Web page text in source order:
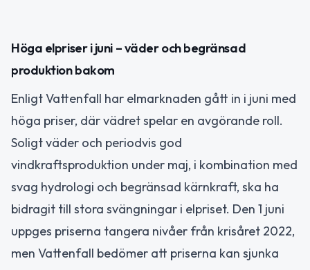
Höga elpriser i juni – väder och begränsad
produktion bakom
Enligt Vattenfall har elmarknaden gått in i juni med
höga priser, där vädret spelar en avgörande roll.
Soligt väder och periodvis god
vindkraftsproduktion under maj, i kombination med
svag hydrologi och begränsad kärnkraft, ska ha
bidragit till stora svängningar i elpriset. Den 1 juni
uppges priserna tangera nivåer från krisåret 2022,
men Vattenfall bedömer att priserna kan sjunka